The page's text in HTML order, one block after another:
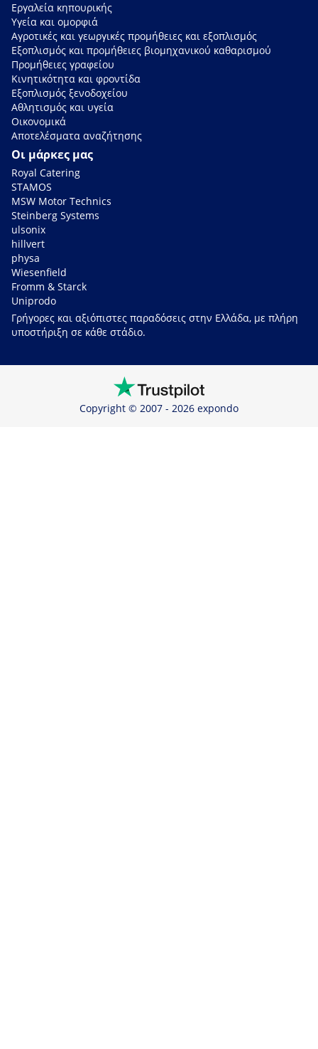
Εργαλεία κηπουρικής
Υγεία και ομορφιά
Αγροτικές και γεωργικές προμήθειες και εξοπλισμός
Εξοπλισμός και προμήθειες βιομηχανικού καθαρισμού
Προμήθειες γραφείου
Κινητικότητα και φροντίδα
Εξοπλισμός ξενοδοχείου
Αθλητισμός και υγεία
Οικονομικά
Αποτελέσματα αναζήτησης
Οι μάρκες μας
Royal Catering
STAMOS
MSW Motor Technics
Steinberg Systems
ulsonix
hillvert
physa
Wiesenfield
Fromm & Starck
Uniprodo
Γρήγορες και αξιόπιστες παραδόσεις στην Ελλάδα, με πλήρη
υποστήριξη σε κάθε στάδιο.
Copyright © 2007 - 2026 expondo